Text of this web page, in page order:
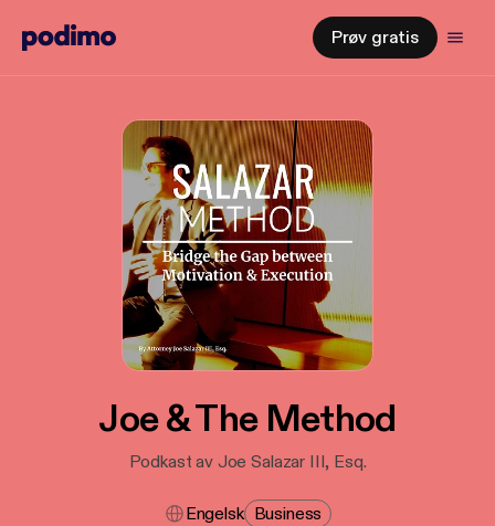
Prøv gratis
Joe & The Method
Podkast av Joe Salazar III, Esq.
Engelsk Business